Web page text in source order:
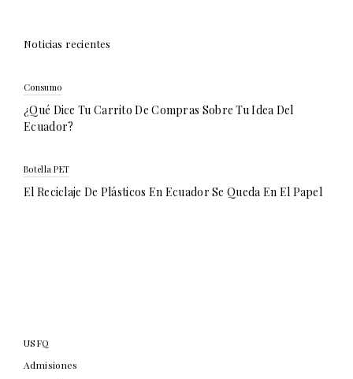
Noticias recientes
Consumo
¿Qué Dice Tu Carrito De Compras Sobre Tu Idea Del
Ecuador?
Botella PET
El Reciclaje De Plásticos En Ecuador Se Queda En El Papel
USFQ
Admisiones